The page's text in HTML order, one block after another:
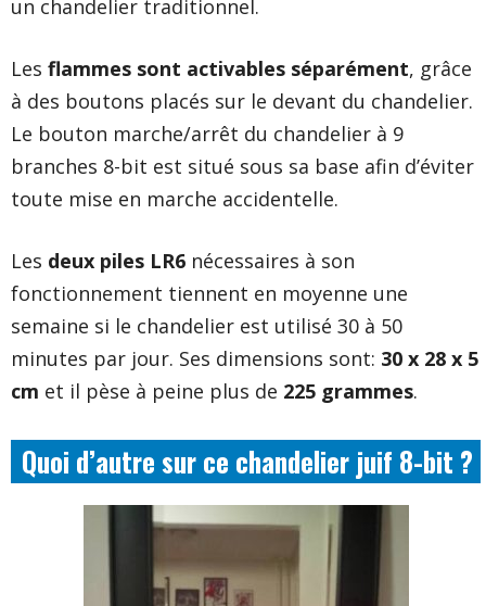
un chandelier traditionnel.
Les flammes sont activables séparément, grâce
à des boutons placés sur le devant du chandelier.
Le bouton marche/arrêt du chandelier à 9
branches 8-bit est situé sous sa base afin d’éviter
toute mise en marche accidentelle.
Les deux piles LR6 nécessaires à son
fonctionnement tiennent en moyenne une
semaine si le chandelier est utilisé 30 à 50
minutes par jour. Ses dimensions sont: 30 x 28 x 5
cm et il pèse à peine plus de 225 grammes.
Quoi d’autre sur ce chandelier juif 8-bit ?